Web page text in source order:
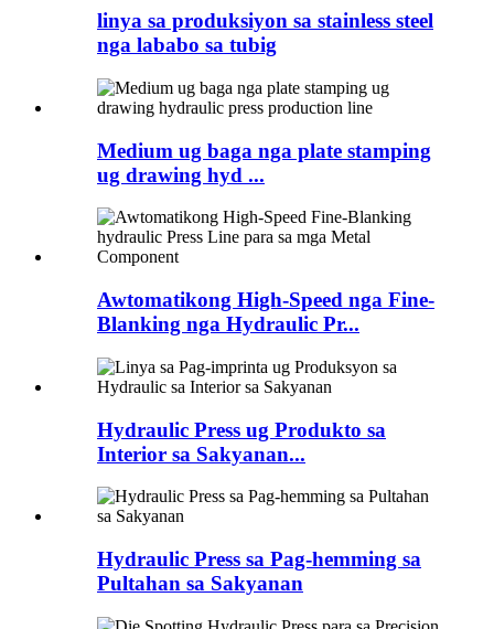
linya sa produksiyon sa stainless steel
nga lababo sa tubig
Medium ug baga nga plate stamping
ug drawing hyd ...
Awtomatikong High-Speed ​​nga Fine-
Blanking nga Hydraulic Pr...
Hydraulic Press ug Produkto sa
Interior sa Sakyanan...
Hydraulic Press sa Pag-hemming sa
Pultahan sa Sakyanan